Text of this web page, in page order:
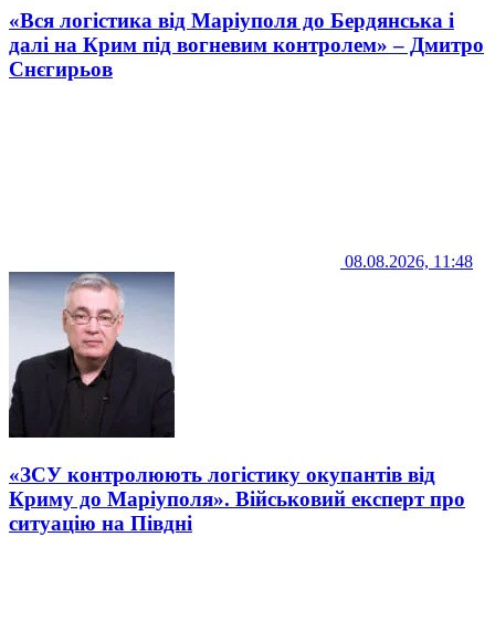
«Вся логістика від Маріуполя до Бердянська і
далі на Крим під вогневим контролем» – Дмитро
Снєгирьов
08.08.2026, 11:48
«ЗСУ контролюють логістику окупантів від
Криму до Маріуполя». Військовий експерт про
ситуацію на Півдні